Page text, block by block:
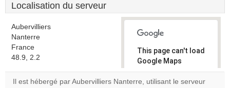
Localisation du serveur
Aubervilliers
Nanterre
France
48.9, 2.2
This page can't load
Google Maps
correctly.
Il est hébergé par Aubervilliers Nanterre, utilisant le serveur